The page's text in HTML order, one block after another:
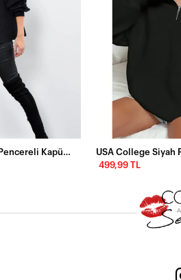
Kadın Siyah Önü Pencereli Kapüşonlu Sweatshirt Yİ1669
499,99 TL